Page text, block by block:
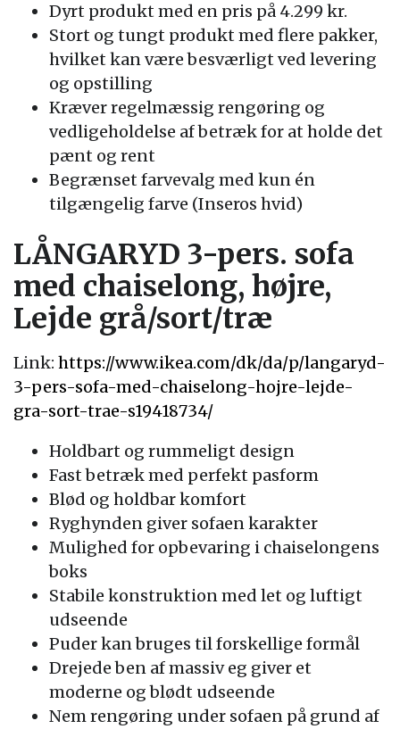
Dyrt produkt med en pris på 4.299 kr.
Stort og tungt produkt med flere pakker,
hvilket kan være besværligt ved levering
og opstilling
Kræver regelmæssig rengøring og
vedligeholdelse af betræk for at holde det
pænt og rent
Begrænset farvevalg med kun én
tilgængelig farve (Inseros hvid)
LÅNGARYD 3-pers. sofa
med chaiselong, højre,
Lejde grå/sort/træ
Link: https://www.ikea.com/dk/da/p/langaryd-
3-pers-sofa-med-chaiselong-hojre-lejde-
gra-sort-trae-s19418734/
Holdbart og rummeligt design
Fast betræk med perfekt pasform
Blød og holdbar komfort
Ryghynden giver sofaen karakter
Mulighed for opbevaring i chaiselongens
boks
Stabile konstruktion med let og luftigt
udseende
Puder kan bruges til forskellige formål
Drejede ben af massiv eg giver et
moderne og blødt udseende
Nem rengøring under sofaen på grund af